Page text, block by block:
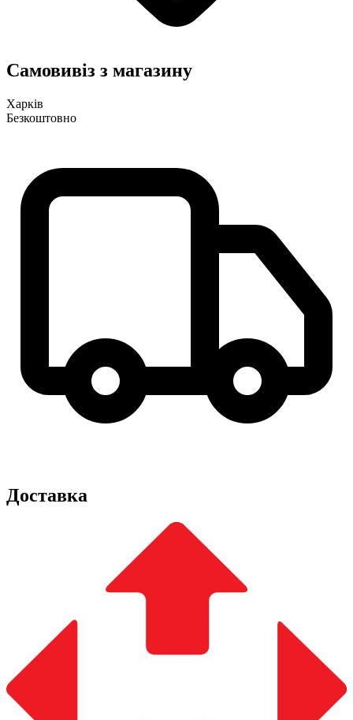
Самовивіз з магазину
Харків
Безкоштовно
Доставка